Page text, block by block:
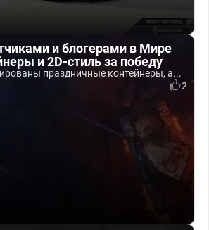
и блогерами в Мире
и 2D-стиль за победу
праздничные контейнеры, а...
2